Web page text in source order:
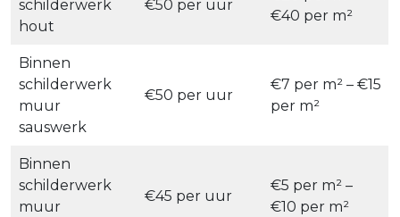
schilderwerk
hout
€50 per uur
€40 per m²
Binnen
schilderwerk
muur
sauswerk
€50 per uur
€7 per m² – €15
per m²
Binnen
schilderwerk
muur
€45 per uur
€5 per m² –
€10 per m²